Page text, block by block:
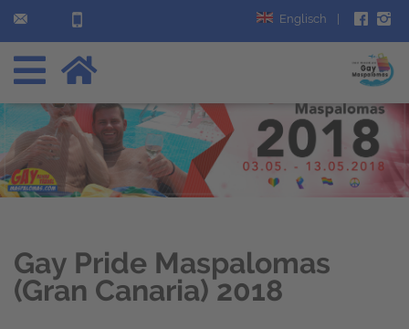
Englisch
Gay Pride Maspalomas
(Gran Canaria) 2018